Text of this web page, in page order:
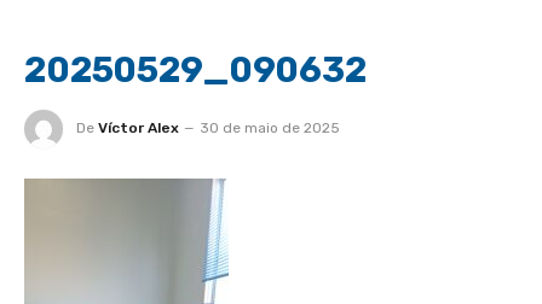
20250529_090632
De Víctor Alex 30 de maio de 2025